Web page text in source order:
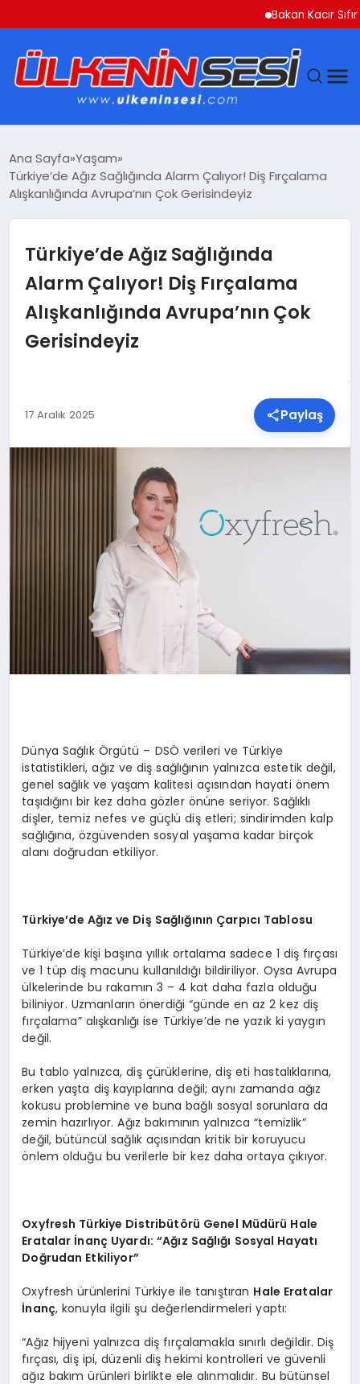
Bakan Kacır Sıfır
EKONOMI
MAGAZIN
SAĞLIK
MALATYA HABERLERI
Ana Sayfa Yaşam
Türkiye’de Ağız Sağlığında Alarm Çalıyor! Diş Fırçalama
Alışkanlığında Avrupa’nın Çok Gerisindeyiz
Türkiye’de Ağız Sağlığında
Alarm Çalıyor! Diş Fırçalama
Alışkanlığında Avrupa’nın Çok
Gerisindeyiz
17 Aralık 2025 Paylaş
Dünya Sağlık Örgütü – DSÖ verileri ve Türkiye
istatistikleri, ağız ve diş sağlığının yalnızca estetik değil,
genel sağlık ve yaşam kalitesi açısından hayati önem
taşıdığını bir kez daha gözler önüne seriyor. Sağlıklı
dişler, temiz nefes ve güçlü diş etleri; sindirimden kalp
sağlığına, özgüvenden sosyal yaşama kadar birçok
alanı doğrudan etkiliyor.
Türkiye’de Ağız ve Diş Sağlığının Çarpıcı Tablosu
Türkiye’de kişi başına yıllık ortalama sadece 1 diş fırçası
ve 1 tüp diş macunu kullanıldığı bildiriliyor. Oysa Avrupa
ülkelerinde bu rakamın 3 – 4 kat daha fazla olduğu
biliniyor. Uzmanların önerdiği “günde en az 2 kez diş
fırçalama” alışkanlığı ise Türkiye’de ne yazık ki yaygın
değil.
Bu tablo yalnızca, diş çürüklerine, diş eti hastalıklarına,
erken yaşta diş kayıplarına değil; aynı zamanda ağız
kokusu problemine ve buna bağlı sosyal sorunlara da
zemin hazırlıyor. Ağız bakımının yalnızca “temizlik”
değil, bütüncül sağlık açısından kritik bir koruyucu
önlem olduğu bu verilerle bir kez daha ortaya çıkıyor.
Oxyfresh Türkiye Distribütörü Genel Müdürü Hale
Eratalar İnanç Uyardı: “Ağız Sağlığı Sosyal Hayatı
Doğrudan Etkiliyor”
Oxyfresh ürünlerini Türkiye ile tanıştıran Hale Eratalar
İnanç, konuyla ilgili şu değerlendirmeleri yaptı:
“Ağız hijyeni yalnızca diş fırçalamakla sınırlı değildir. Diş
fırçası, diş ipi, düzenli diş hekimi kontrolleri ve güvenli
ağız bakım ürünleri birlikte ele alınmalıdır. Bu bütünsel